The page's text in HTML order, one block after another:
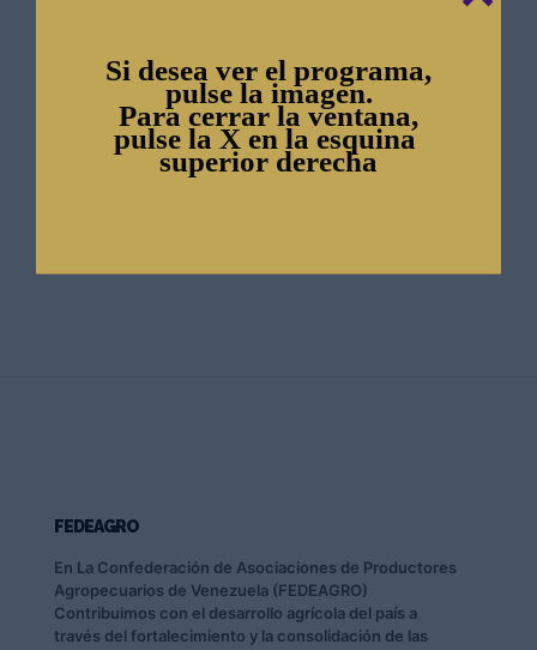
Organización Mundial de Comercio
Asambleas Fedeagro
Gacetas
FEDEAGRO
En La Confederación de Asociaciones de Productores
Agropecuarios de Venezuela (FEDEAGRO)
Contribuimos con el desarrollo agrícola del país a
través del fortalecimiento y la consolidación de las
Si desea ver el programa,
pulse la imagen.
Para cerrar la ventana,
pulse la X en la esquina
superior derecha